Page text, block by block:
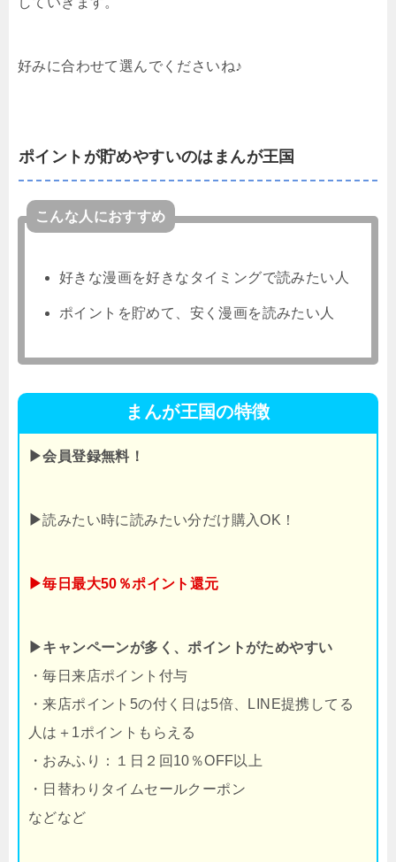
好みに合わせて選んでくださいね♪
ポイントが貯めやすいのはまんが王国
こんな人におすすめ
好きな漫画を好きなタイミングで読みたい人
ポイントを貯めて、安く漫画を読みたい人
まんが王国の特徴
▶会員登録無料！
▶読みたい時に読みたい分だけ購入OK！
▶毎日最大50％ポイント還元
▶キャンペーンが多く、ポイントがためやすい
・毎日来店ポイント付与
・来店ポイント5の付く日は5倍、LINE提携してる
人は＋1ポイントもらえる
・おみふり：１日２回10％OFF以上
・日替わりタイムセールクーポン
などなど